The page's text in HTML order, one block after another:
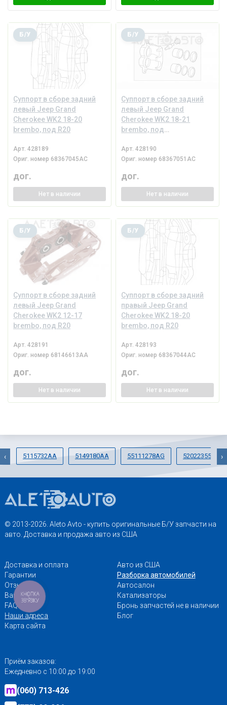
Суппорт в сборе задний
левый Jeep Grand
Cherokee WK2 18-20
brembo, под R20
Б/У
Арт.428189
Ориг. номер 68367045AC
дог.
Нет в наличии
Суппорт в сборе задний
левый Jeep Grand
Cherokee WK2 18-21
brembo, под
Б/У
Арт.428190
Ориг. номер 68367051AC
дог.
Нет в наличии
Суппорт в сборе задний
левый Jeep Grand
Cherokee WK2 12-17
brembo, под R20
Б/У
Арт.428191
Ориг. номер 68146613AA
дог.
Нет в наличии
Суппорт в сборе задний
правый Jeep Grand
Cherokee WK2 18-20
brembo, под R20
Б/У
Арт.428193
Ориг. номер 68367044AC
дог.
Нет в наличии
5115732AA 5149180AA 55111278AG 52022355AB
‹ ›
© 2013-2026. Aleto Avto - купить оригинальные Б/У запчасти на
авто. Доставка и продажа авто из США
Доставка и оплата
Гарантии
Отзывы
Вакансии
FAQ
Наши адреса
Карта сайта
Авто из США
Разборка автомобилей
Автосалон
Катализаторы
Бронь запчастей не в наличии
Блог
Приём заказов:
Ежедневно с 10:00 до 19:00
(060) 713-426
КНОПКА
ЗВ'ЯЗКУ